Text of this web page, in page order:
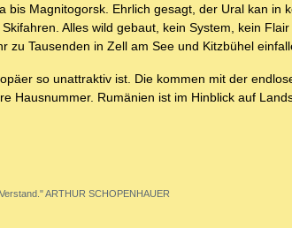
Magnitogorsk. Ehrlich gesagt, der Ural kan in
Alles wild gebaut, kein System, kein
zu Tausenden in Zell am See und Kitzbühel
so unattraktiv ist. Die kommen mit der
Hausnummer. Rumänien ist im Hinblick auf
ARTHUR SCHOPENHAUER